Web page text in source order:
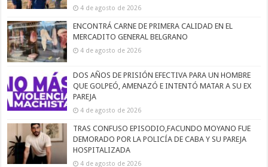
4 de agosto de 2026
ENCONTRÁ CARNE DE PRIMERA CALIDAD EN EL
MERCADITO GENERAL BELGRANO
4 de agosto de 2026
DOS AÑOS DE PRISIÓN EFECTIVA PARA UN HOMBRE
QUE GOLPEÓ, AMENAZÓ E INTENTÓ MATAR A SU EX
PAREJA
4 de agosto de 2026
TRAS CONFUSO EPISODIO,FACUNDO MOYANO FUE
DEMORADO POR LA POLICÍA DE CABA Y SU PAREJA
HOSPITALIZADA
4 de agosto de 2026